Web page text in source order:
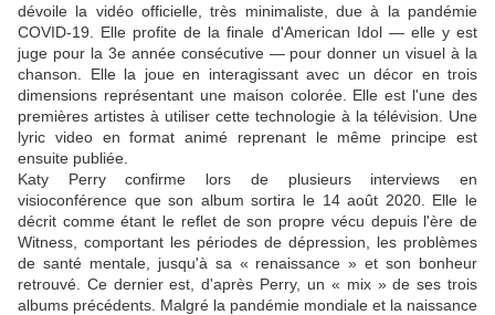
dévoile la vidéo officielle, très minimaliste, due à la pandémie
COVID-19. Elle profite de la finale d'American Idol — elle y est
juge pour la 3e année consécutive — pour donner un visuel à la
chanson. Elle la joue en interagissant avec un décor en trois
dimensions représentant une maison colorée. Elle est l'une des
premières artistes à utiliser cette technologie à la télévision. Une
lyric video en format animé reprenant le même principe est
ensuite publiée.
Katy Perry confirme lors de plusieurs interviews en
visioconférence que son album sortira le 14 août 2020. Elle le
décrit comme étant le reflet de son propre vécu depuis l'ère de
Witness, comportant les périodes de dépression, les problèmes
de santé mentale, jusqu'à sa « renaissance » et son bonheur
retrouvé. Ce dernier est, d'après Perry, un « mix » de ses trois
albums précédents. Malgré la pandémie mondiale et la naissance